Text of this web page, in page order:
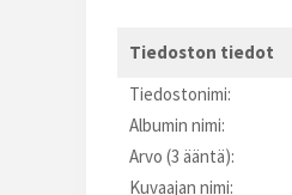
Tiedoston tiedot
Tiedostonimi:
Albumin nimi:
Arvo (3 ääntä):
Kuvaajan nimi: